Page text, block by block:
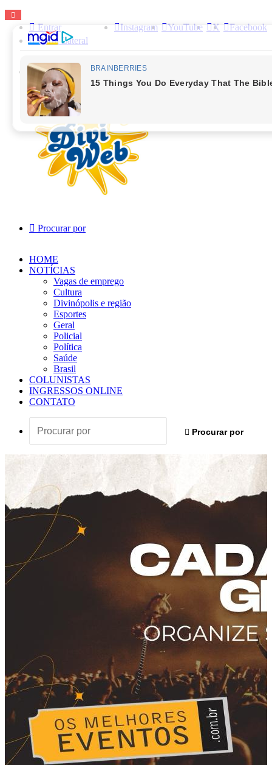
Facebook
X
YouTube
Instagram
Entrar
Barra Lateral
Menu
Procurar por
HOME
NOTÍCIAS
Vagas de emprego
Cultura
Divinópolis e região
Esportes
Geral
Policial
Política
Saúde
Brasil
COLUNISTAS
INGRESSOS ONLINE
CONTATO
Procurar por